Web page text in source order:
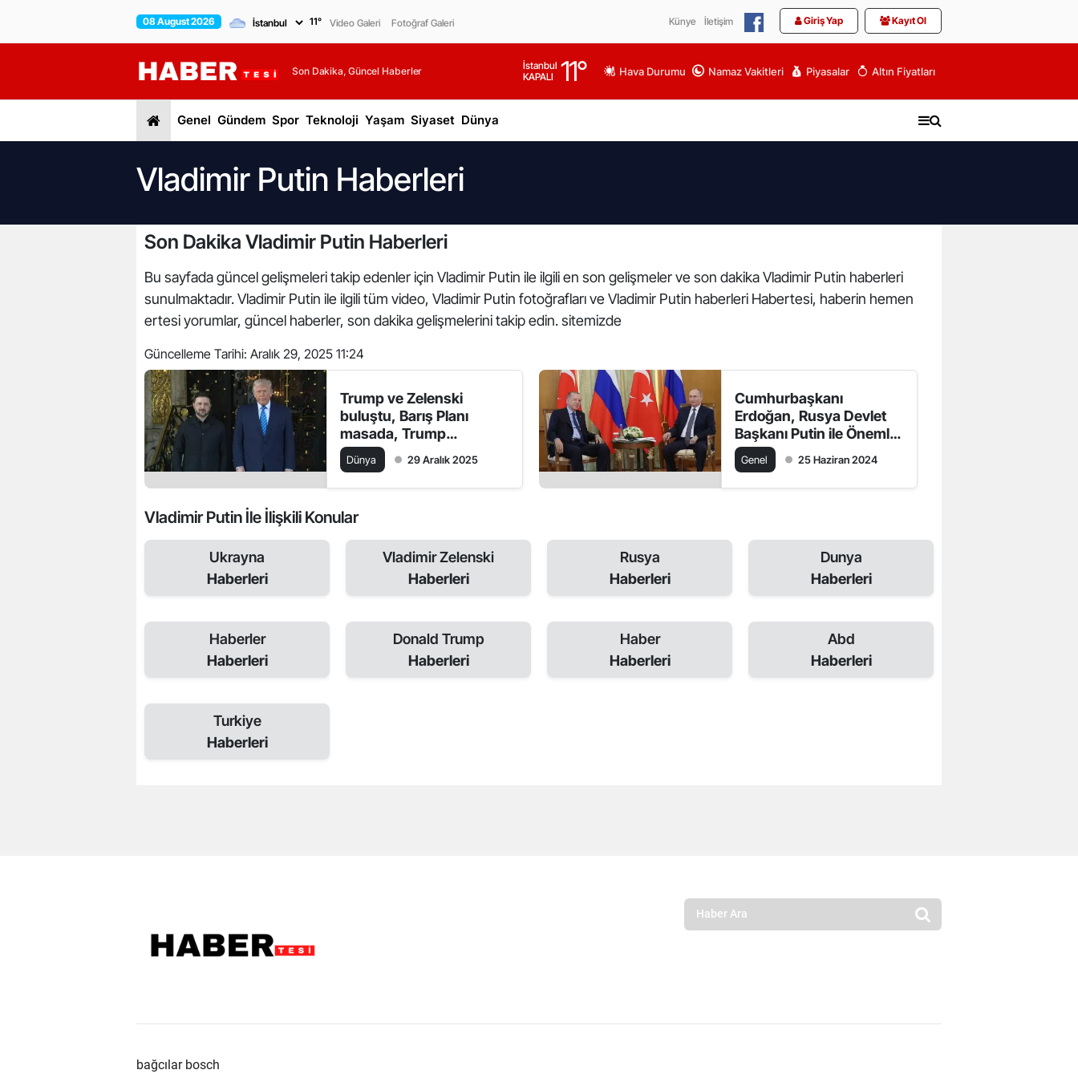
08 August 2026 11° Video Galeri Fotoğraf Galeri Künye İletişim Giriş Yap Kayıt Ol
Son Dakika, Güncel Haberler
İstanbul
KAPALI
11° Hava Durumu Namaz Vakitleri Piyasalar Altın Fiyatları
Genel Gündem Spor Teknoloji Yaşam Siyaset Dünya
Vladimir Putin Haberleri
Son Dakika Vladimir Putin Haberleri
Bu sayfada güncel gelişmeleri takip edenler için Vladimir Putin ile ilgili en son gelişmeler ve son dakika Vladimir Putin haberleri
sunulmaktadır. Vladimir Putin ile ilgili tüm video, Vladimir Putin fotoğrafları ve Vladimir Putin haberleri Habertesi, haberin hemen
ertesi yorumlar, güncel haberler, son dakika gelişmelerini takip edin. sitemizde
Güncelleme Tarihi: Aralık 29, 2025 11:24
Trump ve Zelenski
buluştu, Barış Planı
masada, Trump
Avrupayı işaret etti!
Dünya 29 Aralık 2025
Cumhurbaşkanı
Erdoğan, Rusya Devlet
Başkanı Putin ile Önemli
Bir Görüşme
Gerçekleştirdi
Genel 25 Haziran 2024
Vladimir Putin İle İlişkili Konular
Ukrayna
Haberleri
Vladimir Zelenski
Haberleri
Rusya
Haberleri
Dunya
Haberleri
Haberler
Haberleri
Donald Trump
Haberleri
Haber
Haberleri
Abd
Haberleri
Turkiye
Haberleri
bağcılar bosch